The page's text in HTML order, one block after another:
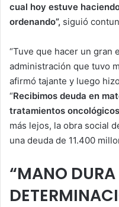
cual hoy estuve
ordenando”, siguió
“Tuve que hacer un gran
administración que tuvo
afirmó tajante y luego
“Recibimos deuda en
tratamientos
más lejos, la obra social
una deuda de 11.400
“MANO DURA